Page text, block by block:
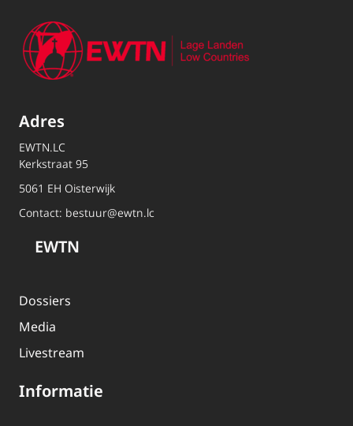
Adres
EWTN.LC
Kerkstraat 95
5061 EH Oisterwijk
Contact: bestuur@ewtn.lc
EWTN
Dossiers
Media
Livestream
Informatie